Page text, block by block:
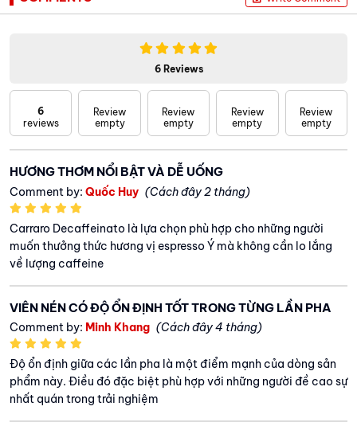
6 Reviews
6
reviews
Review
empty
Review
empty
Review
empty
Review
empty
HƯƠNG THƠM NỔI BẬT VÀ DỄ UỐNG
Comment by: Quốc Huy (Cách đây 2 tháng)
Carraro Decaffeinato là lựa chọn phù hợp cho những người
muốn thưởng thức hương vị espresso Ý mà không cần lo lắng
về lượng caffeine
VIÊN NÉN CÓ ĐỘ ỔN ĐỊNH TỐT TRONG TỪNG LẦN PHA
Comment by: Minh Khang (Cách đây 4 tháng)
Độ ổn định giữa các lần pha là một điểm mạnh của dòng sản
phẩm này. Điều đó đặc biệt phù hợp với những người đề cao sự
nhất quán trong trải nghiệm